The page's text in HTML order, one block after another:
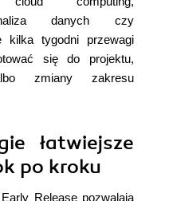
danych czy
kilka tygodni przewagi
się do projektu,
zmiany zakresu
łatwiejsze
po kroku
Release pozwalają